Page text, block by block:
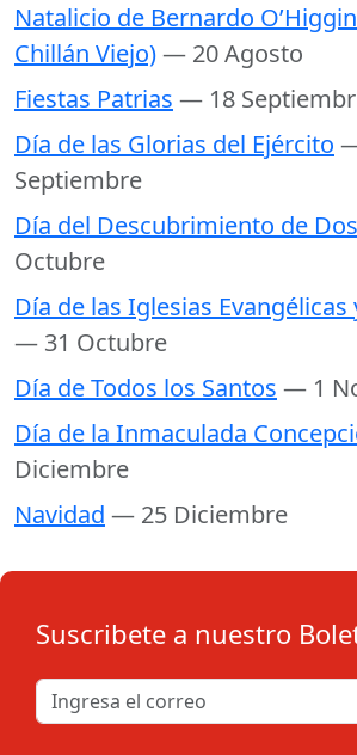
Natalicio de Bernardo
Chillán Viejo)— 20 Agosto
Fiestas Patrias — 18
Día de las Glorias del Ejército
Septiembre
Día del Descubrimiento de
Octubre
Día de las Iglesias
— 31 Octubre
Día de Todos los Santos — 1
Día de la Inmaculada
Diciembre
Navidad — 25 Diciembre
Suscribete a nuestro